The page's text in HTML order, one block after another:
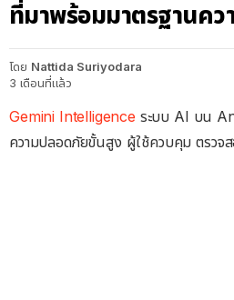
ที่มาพร้อมมาตรฐานค
โดย Nattida Suriyodara
3 เดือนที่แล้ว
Gemini Intelligence ระบบ AI บน
ความปลอดภัยขั้นสูง ผู้ใช้ควบคุม ตรวจ